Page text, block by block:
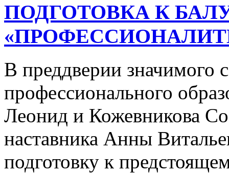
ПОДГОТОВКА К
В преддверии значимого
профессионального
Леонид и Кожевникова
наставника Анны
подготовку к